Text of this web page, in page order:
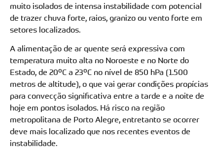
muito isolados de intensa instabilidade com potencial
de trazer chuva forte, raios, granizo ou vento forte em
setores localizados.
A alimentação de ar quente será expressiva com
temperatura muito alta no Noroeste e no Norte do
Estado, de 20ºC a 23ºC no nível de 850 hPa (1.500
metros de altitude), o que vai gerar condições propícias
para convecção significativa entre a tarde e a noite de
hoje em pontos isolados. Há risco na região
metropolitana de Porto Alegre, entretanto se ocorrer
deve mais localizado que nos recentes eventos de
instabilidade.